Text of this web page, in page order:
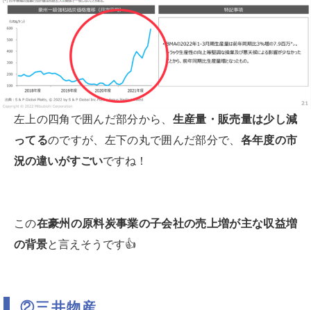
左上の四角で囲んだ部分から、 生産量・販売量は少し減
ってるのですが、左下の丸で囲んだ部分で、 各年度の市
況の違いがすごいですね！
この在豪州の原料炭事業の子会社の売上増が主な収益増
の背景と言えそうです👍
②三井物産